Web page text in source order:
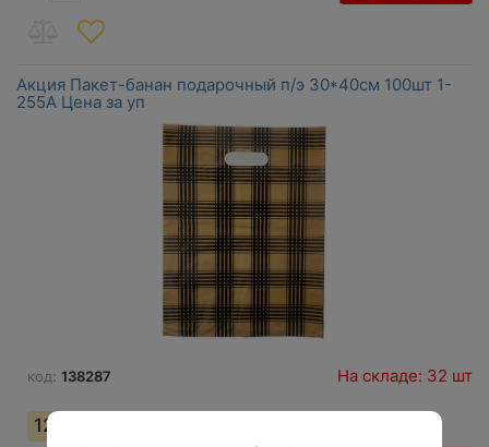
Акция Пакет-банан подарочный п/э 30*40см 100шт 1-
255А Цена за уп
код: 138287 На складе: 32 шт
124,61